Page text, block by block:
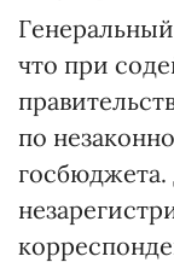
что при
по